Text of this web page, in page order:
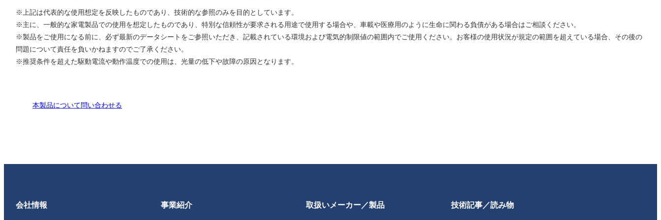
※上記は代表的な使用想定を反映したものであり、技術的な参照のみを目的としています。
※主に、一般的な家電製品での使用を想定したものであり、特別な信頼性が要求される用途で使用する場合や、車載や医療用のように生命に関わる負債がある場合はご相談ください。
※製品をご使用になる前に、必ず最新のデータシートをご参照いただき、記載されている環境および電気的制限値の範囲内でご使用ください。お客様の使用状況が規定の範囲を超えている場合、その後の
問題について責任を負いかねますのでご了承ください。
※推奨条件を超えた駆動電流や動作温度での使用は、光量の低下や故障の原因となります。
本製品について問い合わせる
会社情報 事業紹介 取扱いメーカー／製品 技術記事／読み物